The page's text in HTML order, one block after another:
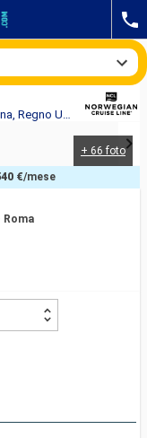
Crociera Norwegian Prima: Italia, Francia, Spagna, Regno Unito in partenza da Civitavecchia - Roma
+ 66 foto
Roma
€/mese